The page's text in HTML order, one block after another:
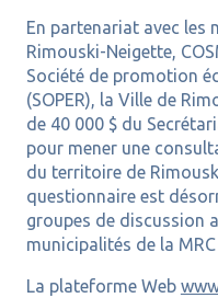
En partenariat avec les
Rimouski-Neigette,
Société de promotion
(SOPER), la Ville de
de 40 000 $ du
pour mener une
du territoire de
questionnaire est
groupes de discussion
municipalités de la
La plateforme Web